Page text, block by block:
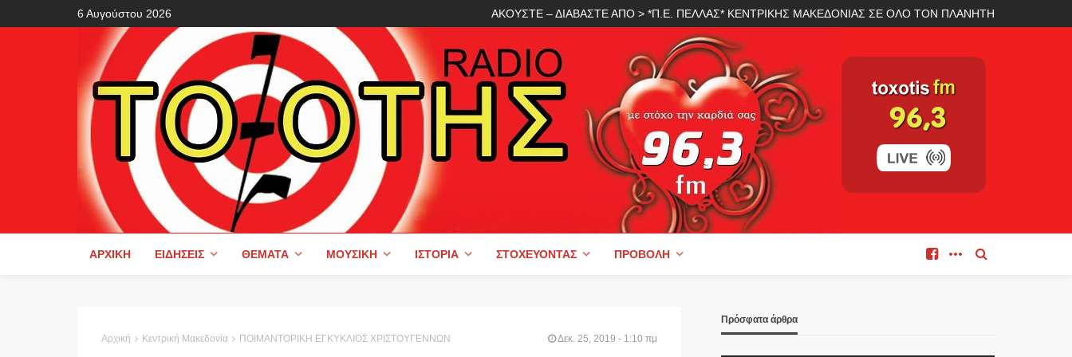
6 Αυγούστου 2026 ΑΚΟΥΣΤΕ – ΔΙΑΒΑΣΤΕ ΑΠΟ > *Π.Ε. ΠΕΛΛΑΣ* ΚΕΝΤΡΙΚΗΣ ΜΑΚΕΔΟΝΙΑΣ ΣΕ ΟΛΟ ΤΟΝ ΠΛΑΝΗΤΗ
ΑΡΧΙΚΉ ΕΙΔΉΣΕΙΣ ΘΈΜΑΤΑ ΜΟΥΣΙΚΉ ΙΣΤΟΡΊΑ ΣΤΟΧΕΎΟΝΤΑΣ ΠΡΟΒΟΛΉ
Αρχική Κεντρική Μακεδονία ΠΟΙΜΑΝΤΟΡΙΚΗ ΕΓΚΥΚΛΙΟΣ ΧΡΙΣΤΟΥΓΕΝΝΩΝ Δεκ. 25, 2019 - 1:10 πμ
Πρόσφατα άρθρα